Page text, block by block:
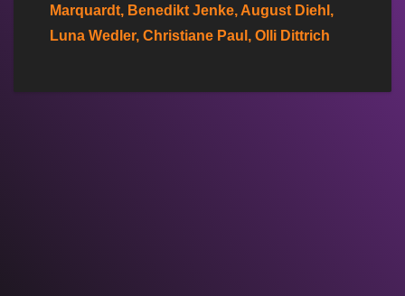
Marquardt, Benedikt Jenke, August Diehl,
Luna Wedler, Christiane Paul, Olli Dittrich